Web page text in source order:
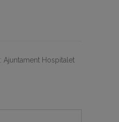
: Ajuntament Hospitalet